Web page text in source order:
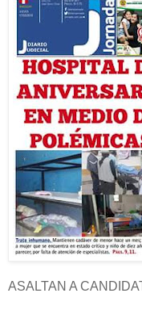
ASALTAN A